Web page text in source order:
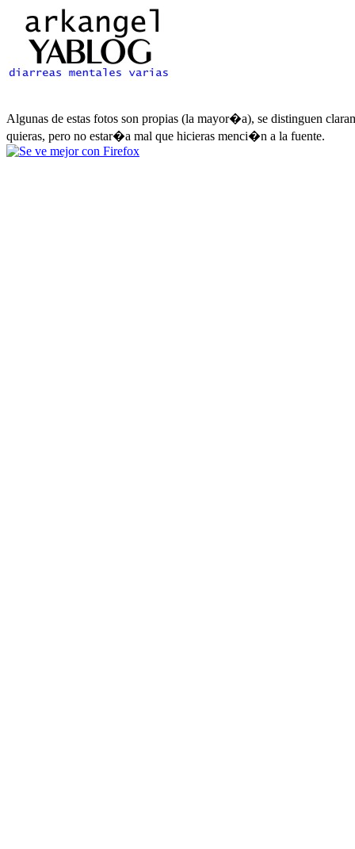
Algunas de estas fotos son propias (la mayor�a), se distinguen
quieras, pero no estar�a mal que hicieras menci�n a la fuente.